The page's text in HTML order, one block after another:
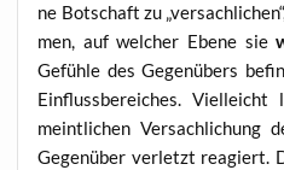
ne Bot­schaft zu
men, auf wel­cher Ebe­ne sie
Gefüh­le des Gegen­übers
Ein­fluss­be­rei­ches.
meint­li­chen Ver­sach­li­chung
Gegen­über ver­letzt reagiert.